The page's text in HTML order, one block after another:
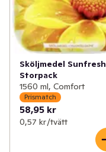
Sköljmedel Sunfresh
Storpack
1560 ml, Comfort
Prismatch
58,95 kr
0,57 kr /tvätt